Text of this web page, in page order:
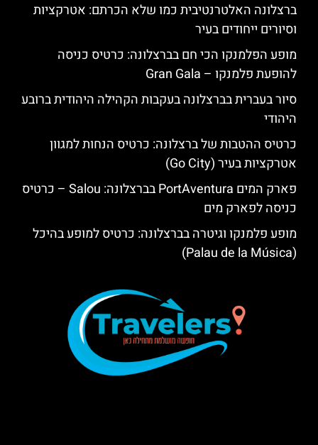
ברצלונה האלטרנטיבית כמו שלא הכרתם: אטרקציות
וסיורים ייחודים בעיר
מופע הפלמנקו הכי חם בברצלונה: כרטיס כניסה
להופעת פלמנקו – Gran Gala
סיור בעברית בברצלונה בעקבות הקהילה היהודית ברובע
היהודי
כרטיס ההטבות של ברצלונה: כרטיס הנחות למגוון
אטרקציות בעיר (Go City)
פארק המים PortAventura בברצלונה: Salou – כרטיס
כניסה לפארק מים
מופע פלמנקו וגיטרה בברצלונה: כרטיס למופע בהיכל
(Palau de la Música)